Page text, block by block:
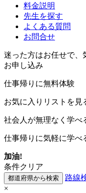
料金説明
先生を探す
よくある質問
お問合せ
迷った方はお任せで、
お申し込み
仕事帰りに無料体験
お気に入りリストを見
社会人が無理なく学べ
仕事帰りに気軽に学べ
加油!
条件クリア
路線
×